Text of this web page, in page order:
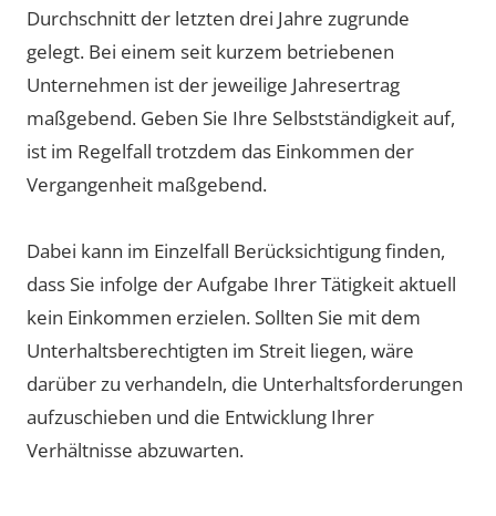
Durchschnitt der letzten drei Jahre zugrunde
gelegt. Bei einem seit kurzem betriebenen
Unternehmen ist der jeweilige Jahresertrag
maßgebend. Geben Sie Ihre Selbstständigkeit auf,
ist im Regelfall trotzdem das Einkommen der
Vergangenheit maßgebend.
Dabei kann im Einzelfall Berücksichtigung finden,
dass Sie infolge der Aufgabe Ihrer Tätigkeit aktuell
kein Einkommen erzielen. Sollten Sie mit dem
Unterhaltsberechtigten im Streit liegen, wäre
darüber zu verhandeln, die Unterhaltsforderungen
aufzuschieben und die Entwicklung Ihrer
Verhältnisse abzuwarten.